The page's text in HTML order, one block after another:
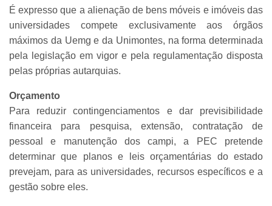
É expresso que a alienação de bens móveis e imóveis das
universidades compete exclusivamente aos órgãos
máximos da Uemg e da Unimontes, na forma determinada
pela legislação em vigor e pela regulamentação disposta
pelas próprias autarquias.
Orçamento
Para reduzir contingenciamentos e dar previsibilidade
financeira para pesquisa, extensão, contratação de
pessoal e manutenção dos campi, a PEC pretende
determinar que planos e leis orçamentárias do estado
prevejam, para as universidades, recursos específicos e a
gestão sobre eles.